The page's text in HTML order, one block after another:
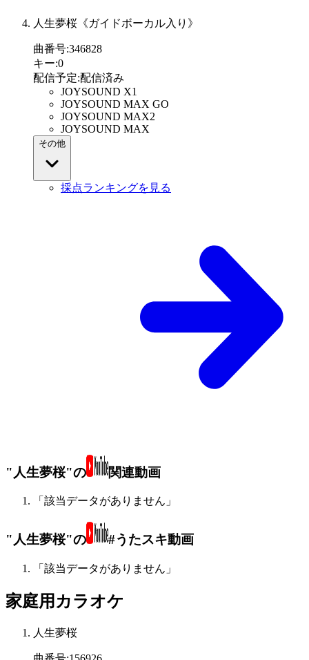
人生夢桜《ガイドボーカル入り》
曲番号:346828
キー:0
配信予定:配信済み
JOYSOUND X1
JOYSOUND MAX GO
JOYSOUND MAX2
JOYSOUND MAX
その他
採点ランキングを見る
"人生夢桜"の 関連動画
「該当データがありません」
"人生夢桜"の #うたスキ動画
「該当データがありません」
家庭用カラオケ
人生夢桜